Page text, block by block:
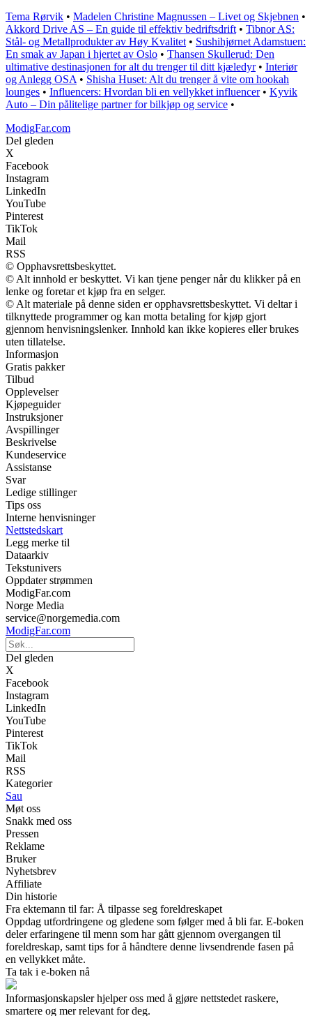
Tema Rørvik • Madelen Christine Magnussen – Livet og Skjebnen •
Akkord Drive AS – En guide til effektiv bedriftsdrift • Tibnor AS:
Stål- og Metallprodukter av Høy Kvalitet • Sushihjørnet Adamstuen:
En smak av Japan i hjertet av Oslo • Thansen Skullerud: Den
ultimative destinasjonen for alt du trenger til ditt kjæledyr• Interiør
og Anlegg OSA • Shisha Huset: Alt du trenger å vite om hookah
lounges • Influencers: Hvordan bli en vellykket influencer• Kyvik
Auto – Din pålitelige partner for bilkjøp og service •
ModigFar.com
Del gleden
X
Facebook
Instagram
LinkedIn
YouTube
Pinterest
TikTok
Mail
RSS
© Opphavsrettsbeskyttet.
© Alt innhold er beskyttet. Vi kan tjene penger når du klikker på en
lenke og foretar et kjøp fra en selger.
© Alt materiale på denne siden er opphavsrettsbeskyttet. Vi deltar i
tilknyttede programmer og kan motta betaling for kjøp gjort
gjennom henvisningslenker. Innhold kan ikke kopieres eller brukes
uten tillatelse.
Informasjon
Gratis pakker
Tilbud
Opplevelser
Kjøpeguider
Instruksjoner
Avspillinger
Beskrivelse
Kundeservice
Assistanse
Svar
Ledige stillinger
Tips oss
Interne henvisninger
Nettstedskart
Legg merke til
Dataarkiv
Tekstunivers
Oppdater strømmen
ModigFar.com
Norge Media
service@norgemedia.com
ModigFar.com
Del gleden
X
Facebook
Instagram
LinkedIn
YouTube
Pinterest
TikTok
Mail
RSS
Kategorier
Sau
Møt oss
Snakk med oss
Pressen
Reklame
Bruker
Nyhetsbrev
Affiliate
Din historie
Fra ektemann til far: Å tilpasse seg foreldreskapet
Oppdag utfordringene og gledene som følger med å bli far. E-boken
deler erfaringene til menn som har gått gjennom overgangen til
foreldreskap, samt tips for å håndtere denne livsendrende fasen på
en vellykket måte.
Ta tak i e-boken nå
Informasjonskapsler hjelper oss med å gjøre nettstedet raskere,
smartere og mer relevant for deg.